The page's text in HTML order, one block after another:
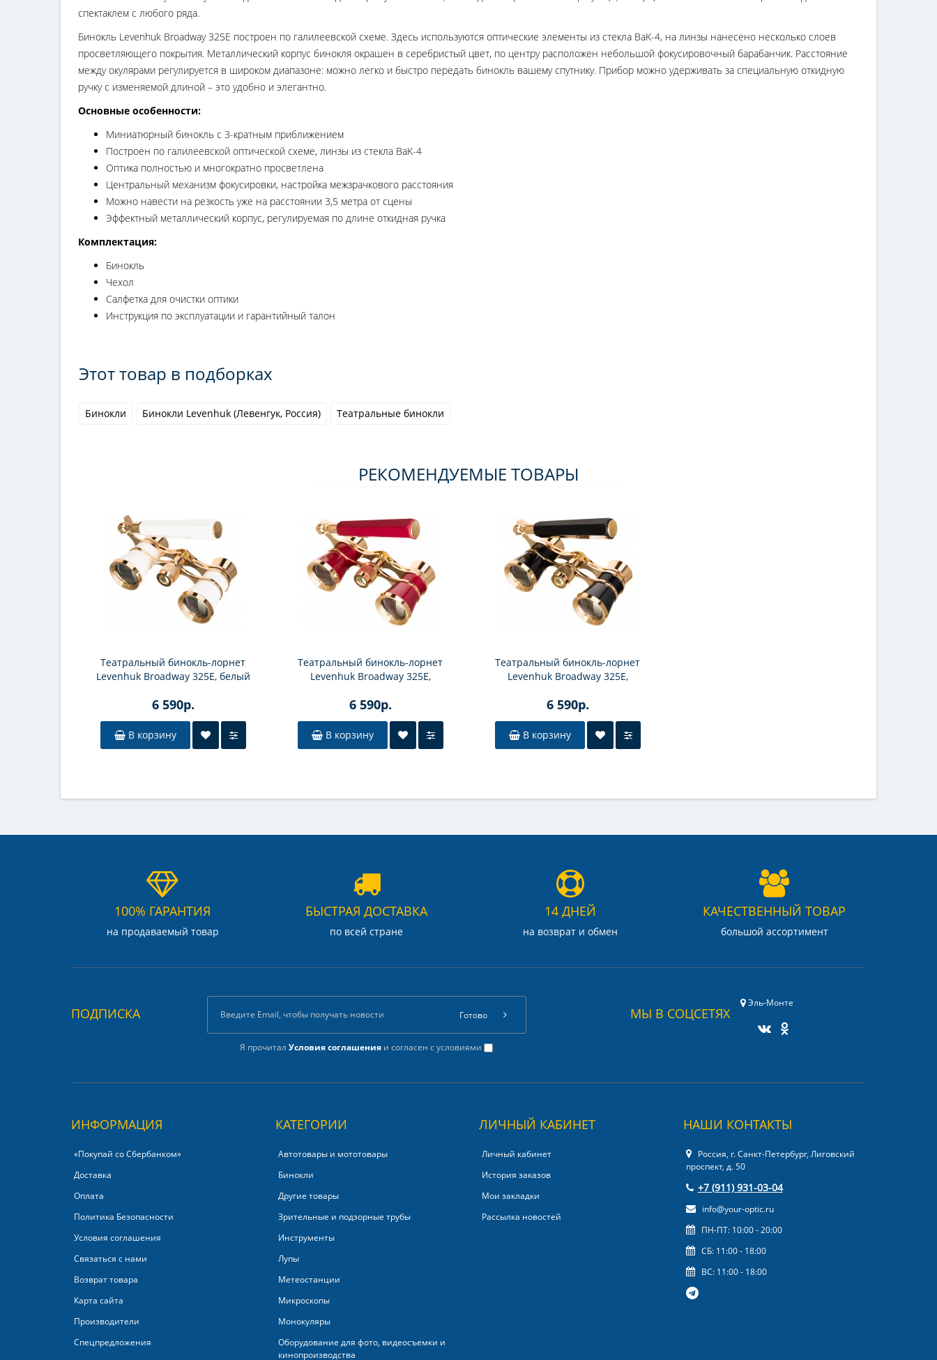
спектаклем с любого ряда.
Бинокль Levenhuk Broadway 325E построен по галилеевской схеме. Здесь используются оптические элементы из стекла BaK-4, на линзы нанесено несколько слоев
просветляющего покрытия. Металлический корпус бинокля окрашен в серебристый цвет, по центру расположен небольшой фокусировочный барабанчик. Расстояние
между окулярами регулируется в широком диапазоне: можно легко и быстро передать бинокль вашему спутнику. Прибор можно удерживать за специальную откидную
ручку с изменяемой длиной – это удобно и элегантно.
Основные особенности:
Миниатюрный бинокль с 3-кратным приближением
Построен по галилеевской оптической схеме, линзы из стекла BaK-4
Оптика полностью и многократно просветлена
Центральный механизм фокусировки, настройка межзрачкового расстояния
Можно навести на резкость уже на расстоянии 3,5 метра от сцены
Эффектный металлический корпус, регулируемая по длине откидная ручка
Комплектация:
Бинокль
Чехол
Салфетка для очистки оптики
Инструкция по эксплуатации и гарантийный талон
Этот товар в подборках
Бинокли Бинокли Levenhuk (Левенгук, Россия) Театральные бинокли
РЕКОМЕНДУЕМЫЕ ТОВАРЫ
Театральный бинокль-лорнет
Levenhuk Broadway 325E, белый
6 590р.
В корзину
Театральный бинокль-лорнет
Levenhuk Broadway 325E,
6 590р.
В корзину
Театральный бинокль-лорнет
Levenhuk Broadway 325E,
6 590р.
В корзину
100% ГАРАНТИЯ
на продаваемый товар
БЫСТРАЯ ДОСТАВКА
по всей стране
14 ДНЕЙ
на возврат и обмен
КАЧЕСТВЕННЫЙ ТОВАР
большой ассортимент
ПОДПИСКА
Я прочиталУсловия соглашения и согласен с условиями
Готово МЫ В СОЦСЕТЯХ
Эль-Монте
ИНФОРМАЦИЯ
«Покупай со Сбербанком»‎
Доставка
Оплата
Политика Безопасности
Условия соглашения
Связаться с нами
Возврат товара
Карта сайта
Производители
Спецпредложения
КАТЕГОРИИ
Автотовары и мототовары
Бинокли
Другие товары
Зрительные и подзорные трубы
Инструменты
Лупы
Метеостанции
Микроскопы
Монокуляры
Оборудование для фото, видеосъемки и
кинопроизводства
ЛИЧНЫЙ КАБИНЕТ
Личный кабинет
История заказов
Мои закладки
Рассылка новостей
НАШИ КОНТАКТЫ
Россия, г. Санкт-Петербург, Лиговский
проспект, д. 50
+7 (911) 931-03-04
info@your-optic.ru
ПН-ПТ: 10:00 - 20:00
СБ: 11:00 - 18:00
ВС: 11:00 - 18:00